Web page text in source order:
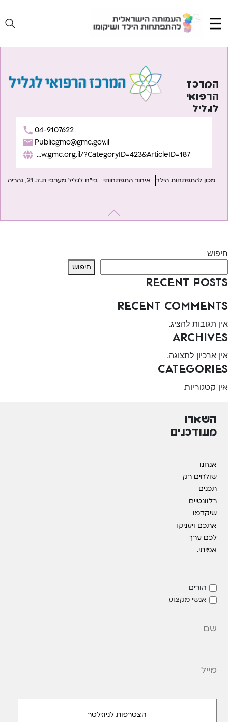
content
המרכז
הרפואי
לגליל
04-9107622
Publicgmc@gmc.gov.il
https://www.gmc.org.il/?CategoryID=423&ArticleID=187
מכון להתפתחות הילד איחור התפתחותי בי"ח לגליל מערבי ת.ד. 21, נהריה
חיפוש
חיפוש
Recent Posts
Recent Comments
אין תגובות להציג.
Archives
אין ארכיון לתצוגה.
Categories
אין קטגוריות
השארו
מעודכנים
אנחנו
שולחים רק
תכנים
רלוונטיים
שיקדמו
אתכם ויעניקו
לכם ערך
אמיתי.
הורים
אנשי מקצוע